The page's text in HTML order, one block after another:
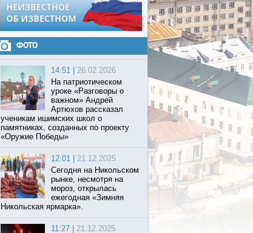
ФОТО
14:51 |
26.02.2026
На патриотическом
уроке «Разговоры о
важном» Андрей
Артюхов рассказал
ученикам ишимских школ о
памятниках, созданных по проекту
«Оружие Победы»
12:01 |
21.12.2025
Сегодня на Никольском
рынке, несмотря на
мороз, открылась
ежегодная «Зимняя
Никольская ярмарка».
11:27 |
21.12.2025